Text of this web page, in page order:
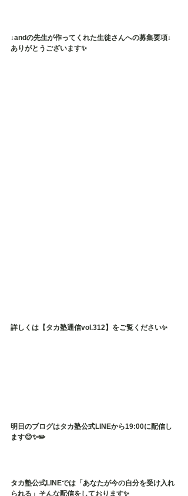
↓andの先生が作ってくれた生徒さんへの募集要項↓
ありがとうございます✨
詳しくは【タカ塾通信vol.312】をご覧ください✨
明日のブログはタカ塾公式LINEから19:00に配信し
ます😊✨✏️
タカ塾公式LINEでは「あなたが今の自分を受け入れ
られる」そんな配信をしております✨